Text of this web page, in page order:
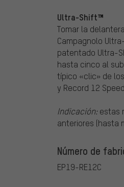
Ultra-Shift™
Tomar la
Campagnolo
patentado Ultra-
hasta cinco al
típico «clic» de
y Record 12
Indicación:estas
anteriores (hasta
Número de
EP19-RE12C